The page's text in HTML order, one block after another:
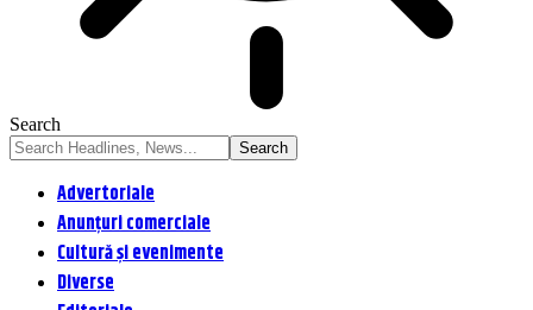
Search
Advertoriale
Anunțuri comerciale
Cultură și evenimente
Diverse